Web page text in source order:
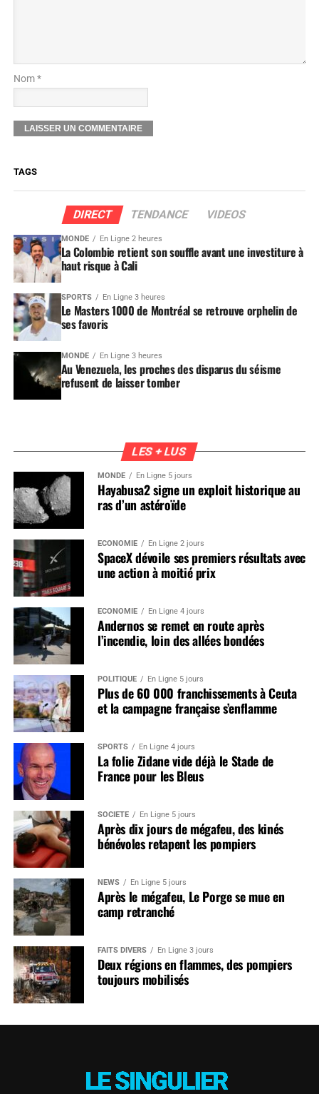
Nom *
TAGS
DIRECT TENDANCE VIDEOS
MONDE En Ligne 2 heures
La Colombie retient son souffle avant une investiture à
haut risque à Cali
SPORTS En Ligne 3 heures
Le Masters 1000 de Montréal se retrouve orphelin de
ses favoris
MONDE En Ligne 3 heures
Au Venezuela, les proches des disparus du séisme
refusent de laisser tomber
LES + LUS
MONDE En Ligne 5 jours
Hayabusa2 signe un exploit historique au
ras d’un astéroïde
ÉCONOMIE En Ligne 2 jours
SpaceX dévoile ses premiers résultats avec
une action à moitié prix
ÉCONOMIE En Ligne 4 jours
Andernos se remet en route après
l’incendie, loin des allées bondées
POLITIQUE En Ligne 5 jours
Plus de 60 000 franchissements à Ceuta
et la campagne française s’enflamme
SPORTS En Ligne 4 jours
La folie Zidane vide déjà le Stade de
France pour les Bleus
SOCIÉTÉ En Ligne 5 jours
Après dix jours de mégafeu, des kinés
bénévoles retapent les pompiers
NEWS En Ligne 5 jours
Après le mégafeu, Le Porge se mue en
camp retranché
FAITS DIVERS En Ligne 3 jours
Deux régions en flammes, des pompiers
toujours mobilisés